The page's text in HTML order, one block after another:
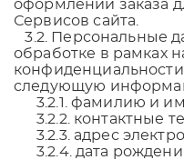
оформлении заказа
Сервисов сайта.
3.2. Персональные
обработке в рамках
следующую
3.2.1. фамилию и
3.2.2. контактные
3.2.3. адрес
3.2.4. дата